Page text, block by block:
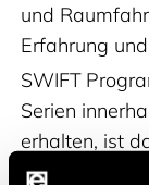
und
Erfahrung
SWIFT
Serien
erhalten, ist
vorbereitet